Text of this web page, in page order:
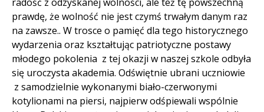
prawdę, że wolność nie jest czymś trwałym danym raz
na zawsze.. W trosce o pamięć dla tego historycznego
wydarzenia oraz kształtując patriotyczne postawy
młodego pokolenia z tej okazji w naszej szkole odbyła
się uroczysta akademia. Odświętnie ubrani uczniowie
z samodzielnie wykonanymi biało-czerwonymi
kotylionami na piersi, najpierw odśpiewali wspólnie